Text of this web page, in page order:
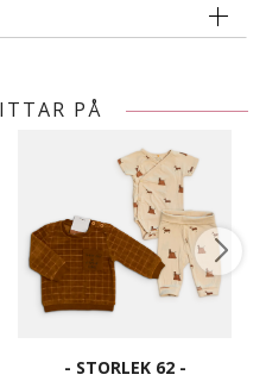
PÅ
- STORLEK 62 -